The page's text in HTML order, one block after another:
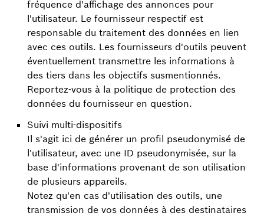
fréquence d'affichage des annonces pour
l'utilisateur. Le fournisseur respectif est
responsable du traitement des données en lien
avec ces outils. Les fournisseurs d'outils peuvent
éventuellement transmettre les informations à
des tiers dans les objectifs susmentionnés.
Reportez-vous à la politique de protection des
données du fournisseur en question.
Suivi multi-dispositifs
Il s'agit ici de générer un profil pseudonymisé de
l'utilisateur, avec une ID pseudonymisée, sur la
base d'informations provenant de son utilisation
de plusieurs appareils.
Notez qu'en cas d'utilisation des outils, une
transmission de vos données à des destinataires